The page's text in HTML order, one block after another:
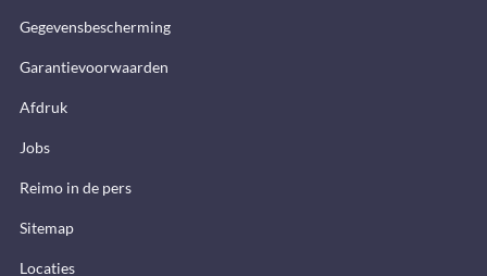
Gegevensbescherming
Garantievoorwaarden
Afdruk
Jobs
Reimo in de pers
Sitemap
Locaties